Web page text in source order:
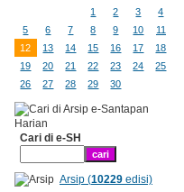
1 2 3
4
5
6 7 8 9 10
11
12
13 14 15 16 17
18
19
20 21 22 23 24
25
26
27 28 29 30
Cari di e-SH
Arsip (10229edisi)